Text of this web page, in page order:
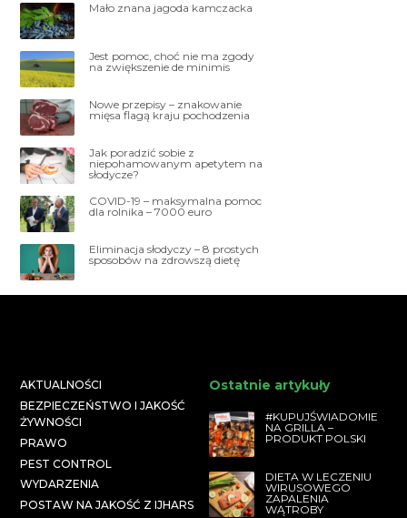
Mało znana jagoda kamczacka
Jest pomoc, choć nie ma zgody
na zwiększenie de minimis
Nowe przepisy – znakowanie
mięsa flagą kraju pochodzenia
Jak poradzić sobie z
niepohamowanym apetytem na
słodycze?
COVID-19 – maksymalna pomoc
dla rolnika – 7000 euro
Eliminacja słodyczy – 8 prostych
sposobów na zdrowszą dietę
AKTUALNOŚCI
BEZPIECZEŃSTWO I JAKOŚĆ
ŻYWNOŚCI
PRAWO
PEST CONTROL
WYDARZENIA
POSTAW NA JAKOŚĆ Z IJHARS
Ostatnie artykuły
#KUPUJŚWIADOMIE
NA GRILLA –
PRODUKT POLSKI
DIETA W LECZENIU
WIRUSOWEGO
ZAPALENIA
WĄTROBY